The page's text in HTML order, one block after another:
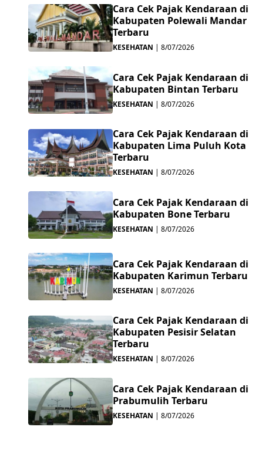
Cara Cek Pajak Kendaraan di
Kabupaten Polewali Mandar
Terbaru
KESEHATAN |8/07/2026
Cara Cek Pajak Kendaraan di
Kabupaten Bintan Terbaru
KESEHATAN |8/07/2026
Cara Cek Pajak Kendaraan di
Kabupaten Lima Puluh Kota
Terbaru
KESEHATAN |8/07/2026
Cara Cek Pajak Kendaraan di
Kabupaten Bone Terbaru
KESEHATAN |8/07/2026
Cara Cek Pajak Kendaraan di
Kabupaten Karimun Terbaru
KESEHATAN |8/07/2026
Cara Cek Pajak Kendaraan di
Kabupaten Pesisir Selatan
Terbaru
KESEHATAN |8/07/2026
Cara Cek Pajak Kendaraan di
Prabumulih Terbaru
KESEHATAN |8/07/2026